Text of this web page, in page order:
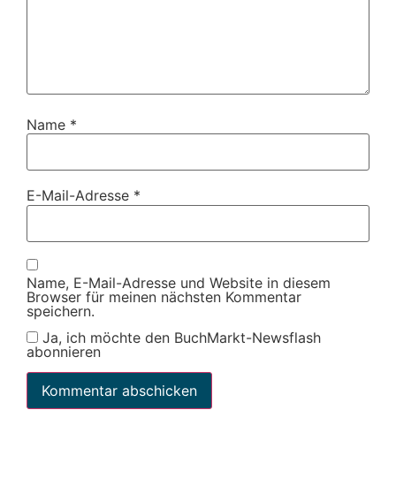
Name *
E-Mail-Adresse *
Name, E-Mail-Adresse und Website in diesem
Browser für meinen nächsten Kommentar
speichern.
Ja, ich möchte den BuchMarkt-Newsflash
abonnieren